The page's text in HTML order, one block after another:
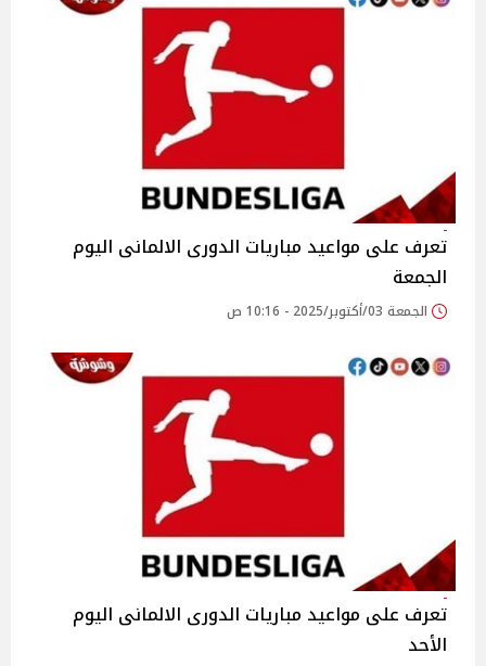
تعرف على مواعيد مباريات الدورى الالمانى اليوم
الجمعة
الجمعة 03/أكتوبر/2025 - 10:16 ص
تعرف على مواعيد مباريات الدورى الالمانى اليوم
الأحد